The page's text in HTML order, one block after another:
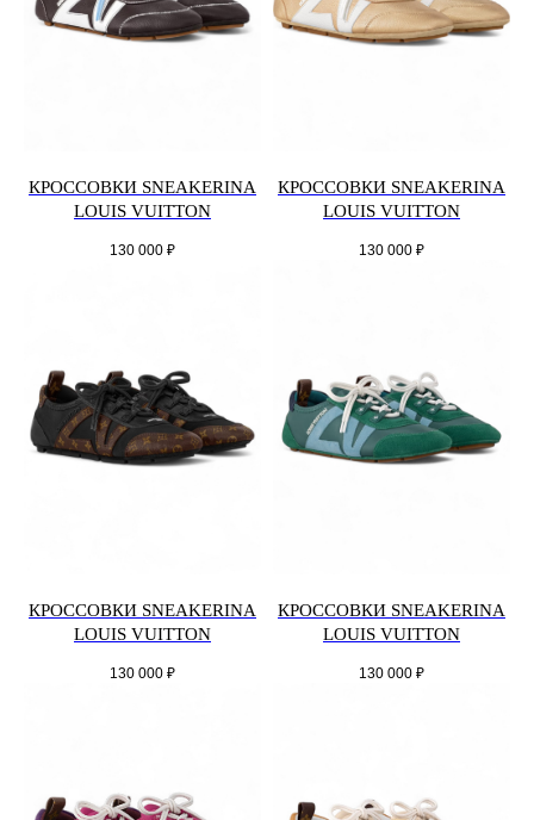
КРОССОВКИ SNEAKERINA
LOUIS VUITTON
130 000 ₽
КРОССОВКИ SNEAKERINA
LOUIS VUITTON
130 000 ₽
КРОССОВКИ SNEAKERINA
LOUIS VUITTON
130 000 ₽
КРОССОВКИ SNEAKERINA
LOUIS VUITTON
130 000 ₽